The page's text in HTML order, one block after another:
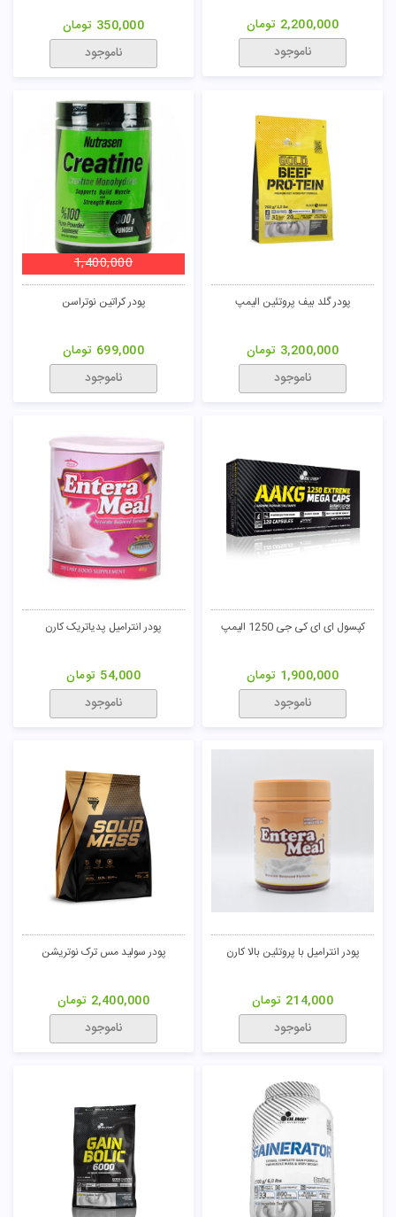
2,200,000 تومان
ناموجود
350,000 تومان
ناموجود
پودر گلد بیف پروتئین الیمپ
3,200,000 تومان
ناموجود
پودر کراتین نوتراسن
1,400,000
699,000 تومان
ناموجود
کپسول ای ای کی جی 1250 الیمپ
1,900,000 تومان
ناموجود
پودر انترامیل پدیاتریک کارن
54,000 تومان
ناموجود
پودر انترامیل با پروتئین بالا کارن
214,000 تومان
ناموجود
پودر سولید مس ترک نوتریشن
2,400,000 تومان
ناموجود